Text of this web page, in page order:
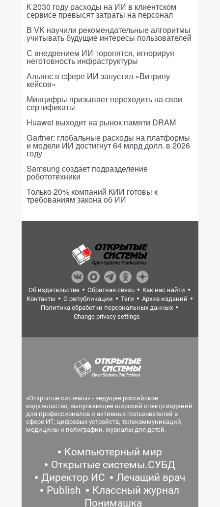
К 2030 году расходы на ИИ в клиентском
сервисе превысят затраты на персонал
В VK научили рекомендательные алгоритмы
учитывать будущие интересы пользователей
С внедрением ИИ торопятся, игнорируя
неготовность инфраструктуры
Альянс в сфере ИИ запустил «Витрину
кейсов»
Минцифры призывает переходить на свои
сертификаты
Huawei выходит на рынок памяти DRAM
Gartner: глобальные расходы на платформы
и модели ИИ достигнут 64 млрд долл. в 2026
году
Samsung создает подразделение
робототехники
Только 20% компаний КИИ готовы к
требованиям закона об ИИ
Об издательстве Обратная связь
Как нас найти
Контакты
О републикации Теги
Архив изданий
Политика обработки персональных данных
Change privacy settings
«Открытые системы» - ведущее российское
издательство, выпускающее широкий спектр изданий
для профессионалов и активных пользователей в
сфере ИТ, цифровых устройств, телекоммуникаций,
медицины и полиграфии, журналы для детей.
Компьютерный мир
Открытые системы.СУБД
Директор ИС
Лечащий врач
Publish
Классный журнал
Понимашка